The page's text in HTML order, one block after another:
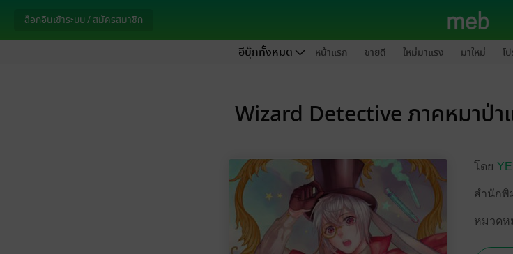
ล็อกอินเข้าระบบ / สมัครสมาชิก
อีบุ๊กทั้งหมด หน้าแรก ขายดี ใหม่มาแรง มาใหม่ โ
Wizard Detective ภาคหมาป่
โดย
สำนักพิ
หมวดห